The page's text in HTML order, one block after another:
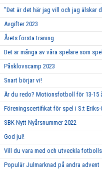
"Det är det här jag vill och jag älskar
Avgifter 2023
Årets första träning
Det är många av våra spelare som
Påsklovscamp 2023
Snart börjar vi!
Är du redo? Motionsfotboll för 13-15
Föreningscertifikat för spel i S:t Eriks-
SBK-Nytt Nyårsnummer 2022
God jul!
Vill du vara med och utveckla
Populär Julmarknad på andra advent